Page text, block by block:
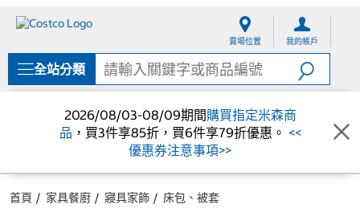
單
賣場位置 我的帳戶
全站分類
2026/08/03-08/09期間購買指定米森商
品 ，買3件享85折，買6件享79折優惠。 <<
優惠券注意事項>>
首頁 家具餐廚 寢具家飾 床包、被套